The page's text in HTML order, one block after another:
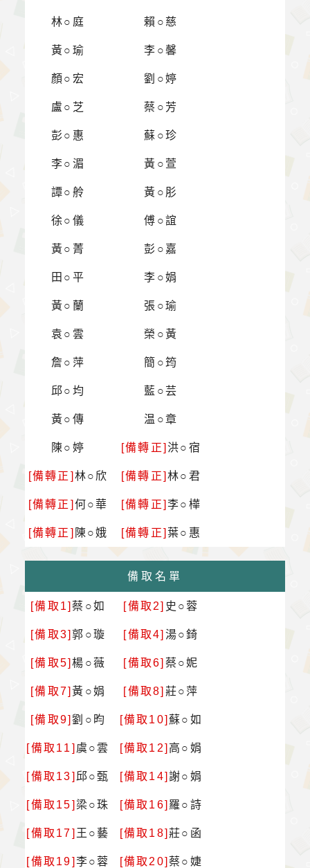
林○庭 賴○慈
黃○瑜 李○馨
顏○宏 劉○婷
盧○芝 蔡○芳
彭○惠 蘇○珍
李○湄 黃○萱
譚○舲 黃○肜
徐○儀 傅○誼
黃○菁 彭○嘉
田○平 李○娟
黃○蘭 張○瑜
袁○雲 榮○黃
詹○萍 簡○筠
邱○均 藍○芸
黃○傳 温○章
陳○婷 [備轉正] 洪○宿
[備轉正] 林○欣 [備轉正]林○君
[備轉正] 何○華 [備轉正]李○樺
[備轉正] 陳○娥 [備轉正]葉○惠
備取名單
[備取1]蔡○如 [備取2] 史○蓉
[備取3]郭○璇 [備取4] 湯○錡
[備取5]楊○薇 [備取6] 蔡○妮
[備取7] 黃○娟 [備取8] 莊○萍
[備取9]劉○昀 [備取10]蘇○如
[備取11] 虞○雲 [備取12] 高○娟
[備取13] 邱○甄 [備取14]謝○娟
[備取15] 梁○珠 [備取16] 羅○詩
[備取17] 王○藝 [備取18]莊○函
[備取19] 李○蓉 [備取20]蔡○婕